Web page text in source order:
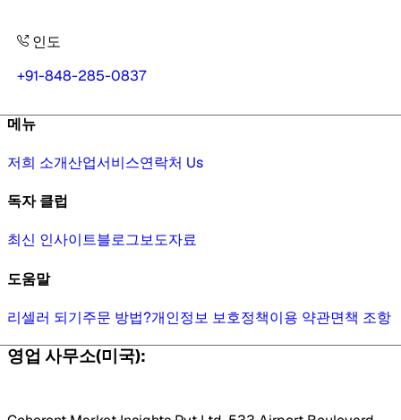
인도
+91-848-285-0837
메뉴
저희 소개산업서비스연락처 Us
독자 클럽
최신 인사이트블로그보도자료
도움말
리셀러 되기주문 방법?개인정보 보호정책이용 약관면책 조항
영업 사무소(미국):